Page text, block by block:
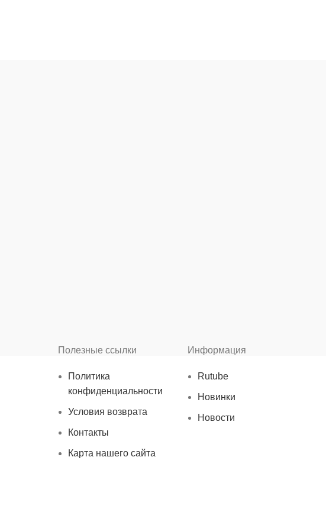
Полезные ссылки
Политика
конфиденциальности
Условия возврата
Контакты
Карта нашего сайта
Информация
Rutube
Новинки
Новости